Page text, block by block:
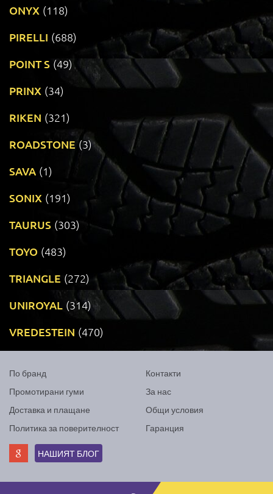
ONYX (118)
PIRELLI (688)
POINT S (49)
PRINX (34)
RIKEN (321)
ROADSTONE (3)
SAVA (1)
SONIX (191)
TAURUS (303)
TOYO (483)
TRIANGLE (272)
UNIROYAL (314)
VREDESTEIN (470)
По бранд
Промотирани гуми
Доставка и плащане
Политика за поверителност
Контакти
За нас
Общи условия
Гаранция
НАШИЯТ БЛОГ